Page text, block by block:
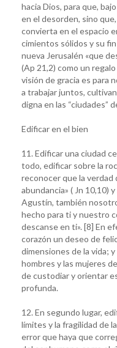
hacia Dios, para que,
en el desorden, sino
convierta en el espacio
cimientos sólidos y su
nueva Jerusalén «que
(Ap 21,2) como un
visión de gracia es para
a trabajar juntos,
digna en las “ciudades”
Edificar en el bien
11. Edificar una ciudad
todo, edificar sobre la
reconocer que la verdad
abundancia» ( Jn 10,10)
Agustín, también
hecho para ti y nuestro
descanse en ti». [8] En
corazón un deseo de
dimensiones de la vida;
hombres y las mujeres
de custodiar y orientar
profunda.
12. En segundo lugar,
límites y la fragilidad de
error que haya que